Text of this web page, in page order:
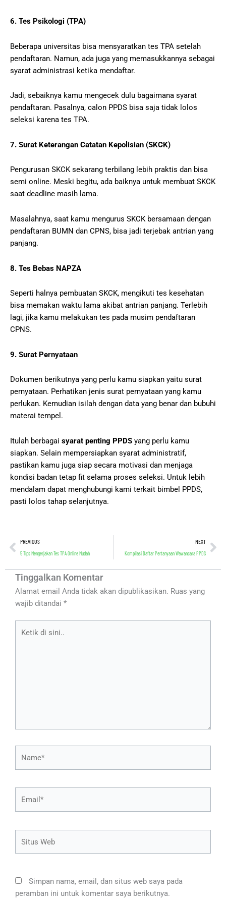
6. Tes Psikologi (TPA)
Beberapa universitas bisa mensyaratkan tes TPA setelah
pendaftaran. Namun, ada juga yang memasukkannya sebagai
syarat administrasi ketika mendaftar.
Jadi, sebaiknya kamu mengecek dulu bagaimana syarat
pendaftaran. Pasalnya, calon PPDS bisa saja tidak lolos
seleksi karena tes TPA.
7. Surat Keterangan Catatan Kepolisian (SKCK)
Pengurusan SKCK sekarang terbilang lebih praktis dan bisa
semi online. Meski begitu, ada baiknya untuk membuat SKCK
saat deadline masih lama.
Masalahnya, saat kamu mengurus SKCK bersamaan dengan
pendaftaran BUMN dan CPNS, bisa jadi terjebak antrian yang
panjang.
8. Tes Bebas NAPZA
Seperti halnya pembuatan SKCK, mengikuti tes kesehatan
bisa memakan waktu lama akibat antrian panjang. Terlebih
lagi, jika kamu melakukan tes pada musim pendaftaran
CPNS.
9. Surat Pernyataan
Dokumen berikutnya yang perlu kamu siapkan yaitu surat
pernyataan. Perhatikan jenis surat pernyataan yang kamu
perlukan. Kemudian isilah dengan data yang benar dan bubuhi
materai tempel.
Itulah berbagai syarat penting PPDS yang perlu kamu
siapkan. Selain mempersiapkan syarat administratif,
pastikan kamu juga siap secara motivasi dan menjaga
kondisi badan tetap fit selama proses seleksi. Untuk lebih
mendalam dapat menghubungi kami terkait bimbel PPDS,
pasti lolos tahap selanjutnya.
Prev
PREVIOUS
5 Tips Mengerjakan Tes TPA Online Mudah
NEXT
Kompilasi Daftar Pertanyaan Wawancara PPDS
Tinggalkan Komentar
Alamat email Anda tidak akan dipublikasikan. Ruas yang
wajib ditandai *
Web
Simpan nama, email, dan situs web saya pada
peramban ini untuk komentar saya berikutnya.